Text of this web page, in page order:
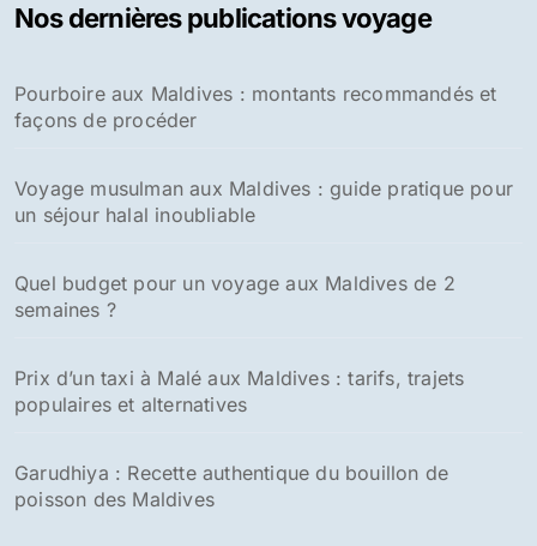
Nos dernières publications voyage
Pourboire aux Maldives : montants recommandés et
façons de procéder
Voyage musulman aux Maldives : guide pratique pour
un séjour halal inoubliable
Quel budget pour un voyage aux Maldives de 2
semaines ?
Prix d’un taxi à Malé aux Maldives : tarifs, trajets
populaires et alternatives
Garudhiya : Recette authentique du bouillon de
poisson des Maldives